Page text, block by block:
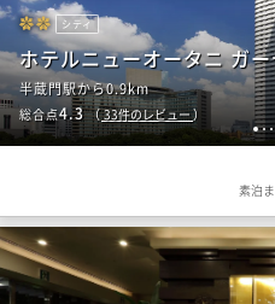
12
シティ
ホテルニューオータニ ガ
半蔵門駅から0.9km
総合点4.3（33件のレビュー）
素泊